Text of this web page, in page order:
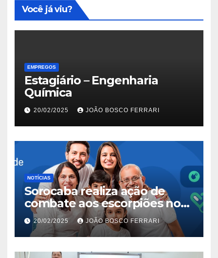
Você já viu?
EMPREGOS
Estagiário – Engenharia
Química
20/02/2025 JOÃO BOSCO FERRARI
NOTÍCIAS
Sorocaba realiza ação de
combate aos escorpiões no
Jardim São Carlos
20/02/2025 JOÃO BOSCO FERRARI